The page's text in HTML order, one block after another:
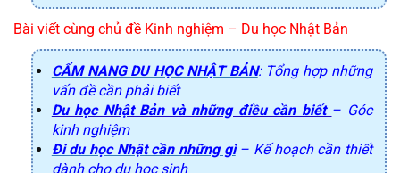
Bài viết cùng chủ đề Kinh nghiệm – Du học Nhật Bản
CẨM NANG DU HỌC NHẬT BẢN: Tổng hợp những
vấn đề cần phải biết
Du học Nhật Bản và những điều cần biết – Góc
kinh nghiệm
Đi du học Nhật cần những gì– Kế hoạch cần thiết
dành cho du học sinh